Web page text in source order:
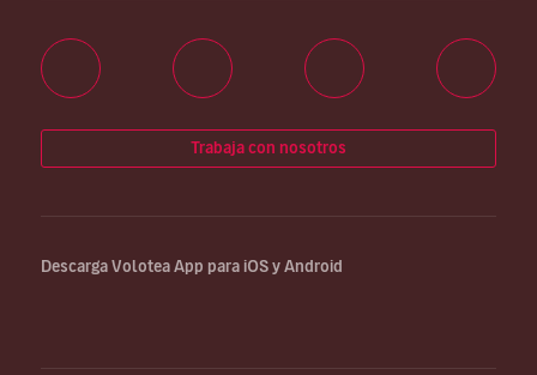
Trabaja con nosotros
Descarga Volotea App para iOS y Android